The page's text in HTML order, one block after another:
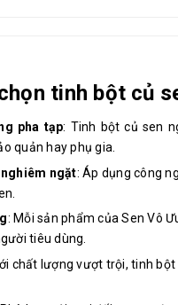
tinh bột củ
pha tạp: Tinh bột củ sen
quản hay phụ gia.
ngặt: Áp dụng công
: Mỗi sản phẩm của Sen Vô
tiêu dùng.
chất lượng vượt trội, tinh bột